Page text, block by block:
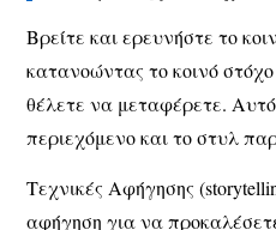
Βρείτε και ερευνήστε το
κατανοώντας το κοινό
θέλετε να μεταφέρετε.
περιεχόμενο και το στυλ
Τεχνικές Αφήγησης
αφήγηση για να